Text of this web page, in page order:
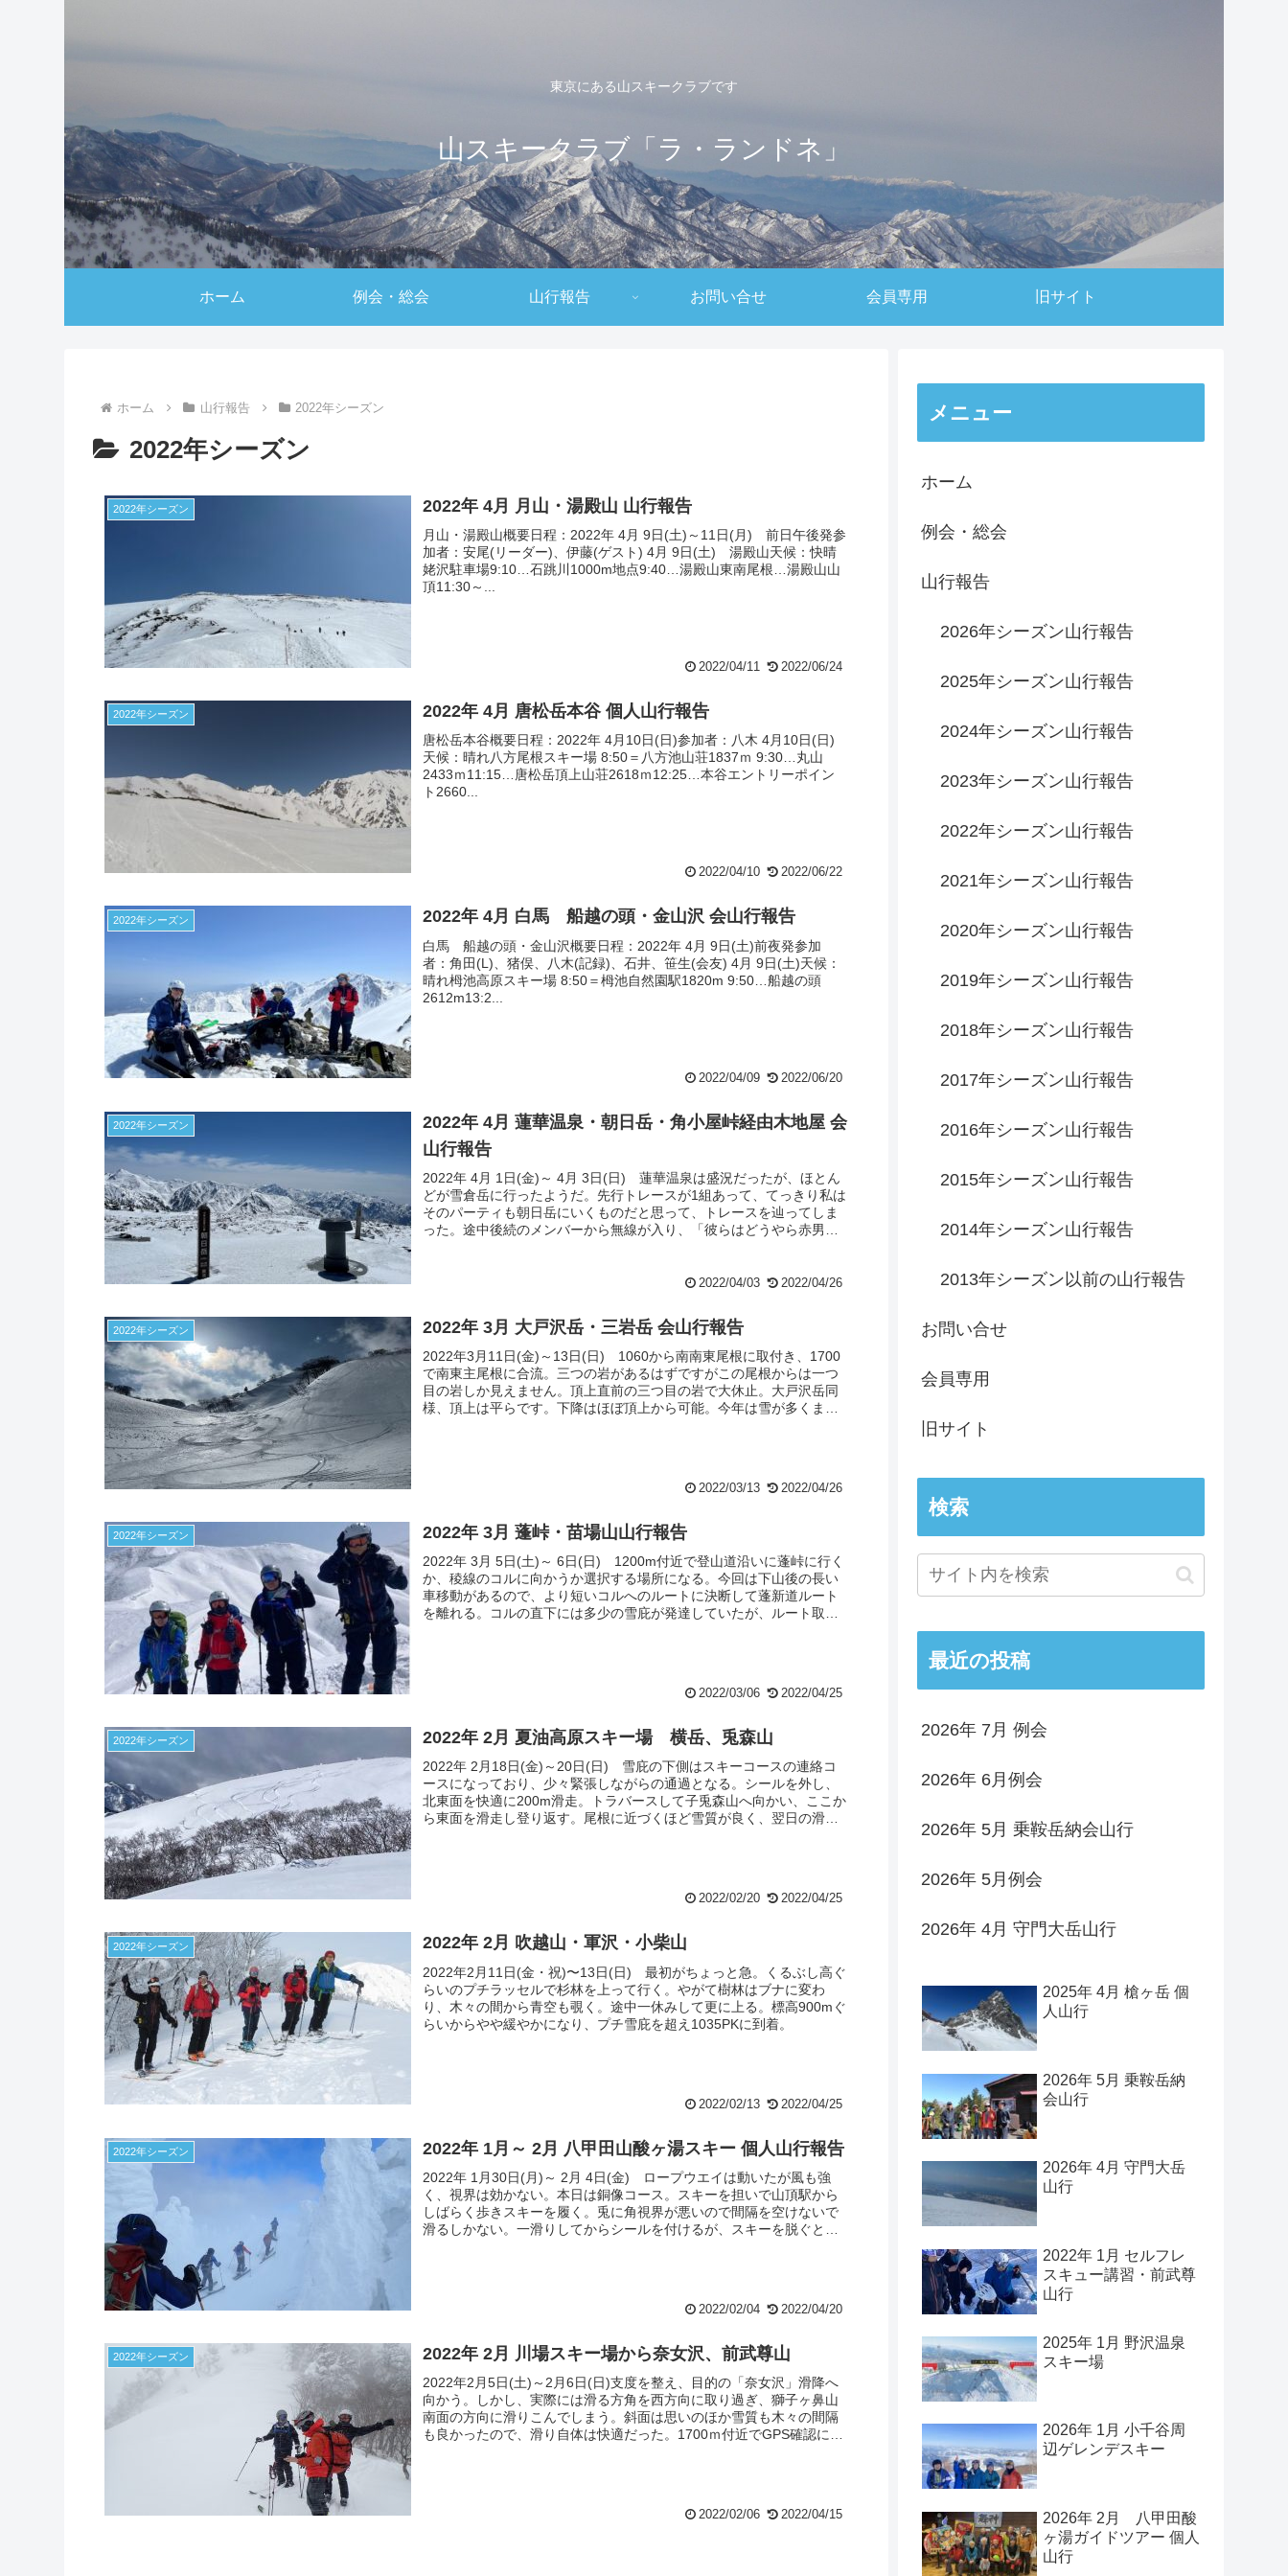
東京にある山スキークラブです
山スキークラブ「ラ・ランドネ」
ホーム 例会・総会 山行報告 お問い合せ 会員専用 旧サイト
ホーム 山行報告 2022年シーズン
2022年シーズン
2022年シーズン 2022年 4月 月山・湯殿山 山行報告
月山・湯殿山概要日程：2022年 4月 9日(土)～11日(月) 前日午後発参
加者：安尾(リーダー)、伊藤(ゲスト) 4月 9日(土) 湯殿山天候：快晴
姥沢駐車場9:10…石跳川1000m地点9:40…湯殿山東南尾根…湯殿山山
頂11:30～...
2022/04/11 2022/06/24
2022年シーズン 2022年 4月 唐松岳本谷 個人山行報告
唐松岳本谷概要日程：2022年 4月10日(日)参加者：八木 4月10日(日)
天候：晴れ八方尾根スキー場 8:50＝八方池山荘1837ｍ 9:30…丸山
2433ｍ11:15…唐松岳頂上山荘2618ｍ12:25…本谷エントリーポイン
ト2660...
2022/04/10 2022/06/22
2022年シーズン 2022年 4月 白馬 船越の頭・金山沢 会山行報告
白馬 船越の頭・金山沢概要日程：2022年 4月 9日(土)前夜発参加
者：角田(L)、猪俣、八木(記録)、石井、笹生(会友) 4月 9日(土)天候：
晴れ栂池高原スキー場 8:50＝栂池自然園駅1820m 9:50…船越の頭
2612m13:2...
2022/04/09 2022/06/20
2022年シーズン
2022年 4月 蓮華温泉・朝日岳・角小屋峠経由木地屋 会
山行報告
2022年 4月 1日(金)～ 4月 3日(日) 蓮華温泉は盛況だったが、ほとん
どが雪倉岳に行ったようだ。先行トレースが1組あって、てっきり私は
そのパーティも朝日岳にいくものだと思って、トレースを辿ってしま
った。途中後続のメンバーから無線が入り、「彼らはどうやら赤男山
2022/04/03 2022/04/26
2022年シーズン 2022年 3月 大戸沢岳・三岩岳 会山行報告
2022年3月11日(金)～13日(日) 1060から南南東尾根に取付き、1700
で南東主尾根に合流。三つの岩があるはずですがこの尾根からは一つ
目の岩しか見えません。頂上直前の三つ目の岩で大休止。大戸沢岳同
様、頂上は平らです。下降はほぼ頂上から可能。今年は雪が多くまだ
2022/03/13 2022/04/26
2022年シーズン 2022年 3月 蓬峠・苗場山山行報告
2022年 3月 5日(土)～ 6日(日) 1200m付近で登山道沿いに蓬峠に行く
か、稜線のコルに向かうか選択する場所になる。今回は下山後の長い
車移動があるので、より短いコルへのルートに決断して蓬新道ルート
を離れる。コルの直下には多少の雪庇が発達していたが、ルート取り
2022/03/06 2022/04/25
2022年シーズン 2022年 2月 夏油高原スキー場 横岳、兎森山
2022年 2月18日(金)～20日(日) 雪庇の下側はスキーコースの連絡コ
ースになっており、少々緊張しながらの通過となる。シールを外し、
北東面を快適に200m滑走。トラバースして子兎森山へ向かい、ここか
ら東面を滑走し登り返す。尾根に近づくほど雪質が良く、翌日の滑走
2022/02/20 2022/04/25
2022年シーズン 2022年 2月 吹越山・軍沢・小柴山
2022年2月11日(金・祝)〜13日(日) 最初がちょっと急。くるぶし高ぐ
らいのプチラッセルで杉林を上って行く。やがて樹林はブナに変わ
り、木々の間から青空も覗く。途中一休みして更に上る。標高900mぐ
らいからやや緩やかになり、プチ雪庇を超え1035PKに到着。
2022/02/13 2022/04/25
2022年シーズン 2022年 1月～ 2月 八甲田山酸ヶ湯スキー 個人山行報告
2022年 1月30日(月)～ 2月 4日(金) ロープウエイは動いたが風も強
く、視界は効かない。本日は銅像コース。スキーを担いで山頂駅から
しばらく歩きスキーを履く。兎に角視界が悪いので間隔を空けないで
滑るしかない。一滑りしてからシールを付けるが、スキーを脱ぐと腰
れば、この程度で根を上げてはこの時期の八甲田は滑れないとのお言
ース手前で１本休憩。樹林帯の緩斜面は滑降跡を滑ってバスの待つ銅
像終点に大幅遅れで到着。
2022/02/04 2022/04/20
2022年シーズン 2022年 2月 川場スキー場から奈女沢、前武尊山
2022年2月5日(土)～2月6日(日)支度を整え、目的の「奈女沢」滑降へ
向かう。しかし、実際には滑る方角を西方向に取り過ぎ、獅子ヶ鼻山
南面の方向に滑りこんでしまう。斜面は思いのほか雪質も木々の間隔
も良かったので、滑り自体は快適だった。1700ｍ付近でGPS確認に
使えそうである。怪我の功名といったところか。2022/02/06 2022/04/15
メニュー
ホーム
例会・総会
山行報告
2026年シーズン山行報告
2025年シーズン山行報告
2024年シーズン山行報告
2023年シーズン山行報告
2022年シーズン山行報告
2021年シーズン山行報告
2020年シーズン山行報告
2019年シーズン山行報告
2018年シーズン山行報告
2017年シーズン山行報告
2016年シーズン山行報告
2015年シーズン山行報告
2014年シーズン山行報告
2013年シーズン以前の山行報告
お問い合せ
会員専用
旧サイト
検索
最近の投稿
2026年 7月 例会
2026年 6月例会
2026年 5月 乗鞍岳納会山行
2026年 5月例会
2026年 4月 守門大岳山行
2025年 4月 槍ヶ岳 個
人山行
2026年 5月 乗鞍岳納
会山行
2026年 4月 守門大岳
山行
2022年 1月 セルフレ
スキュー講習・前武尊
山行
2025年 1月 野沢温泉
スキー場
2026年 1月 小千谷周
辺ゲレンデスキー
2026年 2月 八甲田酸
ヶ湯ガイドツアー 個人
山行